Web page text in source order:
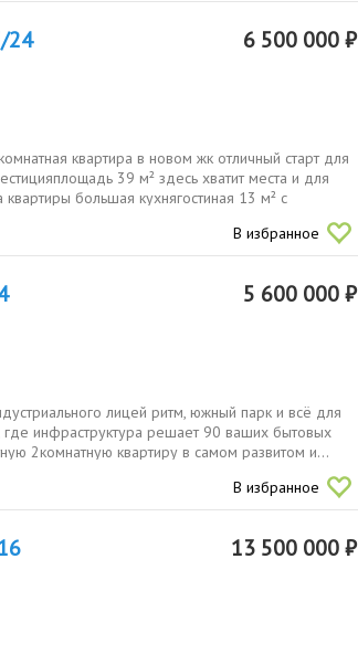
24 6 500 000 ₽
квартира в новом жк отличный старт для
39 м² здесь хватит места и для
большая кухнягостиная 13 м² с
В избранное
5 600 000 ₽
лицей ритм, южный парк и всё для
инфраструктура решает 90 ваших бытовых
2комнатную квартиру в самом развитом и...
В избранное
13 500 000 ₽